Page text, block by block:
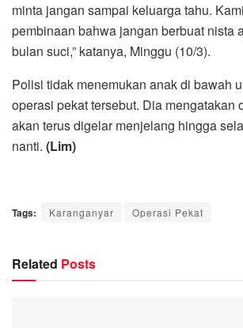
minta jangan sampai keluarga tahu.
pembinaan bahwa jangan berbuat nista
bulan suci,” katanya, Minggu (10/3).
Polisi tidak menemukan anak di bawah
operasi pekat tersebut. Dia mengatakan
akan terus digelar menjelang hingga
nanti. (Lim)
Tags: Karanganyar Operasi Pekat
Related Posts